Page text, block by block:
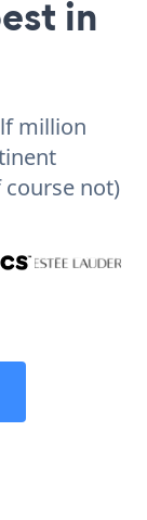
in
million
course not)